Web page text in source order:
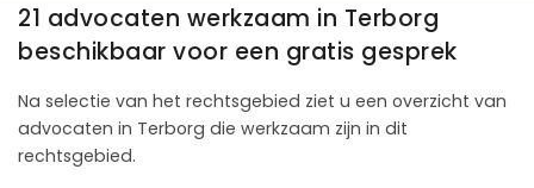
21 advocaten werkzaam in Terborg
beschikbaar voor een gratis gesprek
Na selectie van het rechtsgebied ziet u een overzicht van
advocaten in Terborg die werkzaam zijn in dit
rechtsgebied.